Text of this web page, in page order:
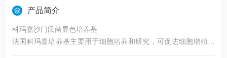
产品简介
科玛嘉沙门氏菌显色培养基
法国科玛嘉培养基主要用于细胞培养和研究，可促进细胞增殖、
生长和代谢，并为细胞提供所需的养分和环境条件。